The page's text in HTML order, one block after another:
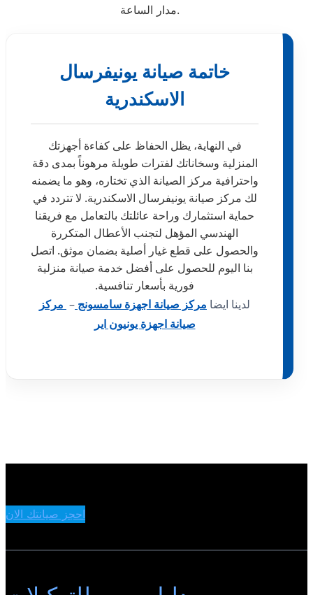
مدار الساعة.
خاتمة صيانة يونيفرسال
الاسكندرية
في النهاية، يظل الحفاظ على كفاءة أجهزتك
المنزلية وسخاناتك لفترات طويلة مرهوناً بمدى دقة
واحترافية مركز الصيانة الذي تختاره، وهو ما يضمنه
لك مركز صيانة يونيفرسال الاسكندرية. لا تتردد في
حماية استثمارك وراحة عائلتك بالتعامل مع فريقنا
الهندسي المؤهل لتجنب الأعطال المتكررة
والحصول على قطع غيار أصلية بضمان موثق. اتصل
بنا اليوم للحصول على أفضل خدمة صيانة منزلية
فورية بأسعار تنافسية.
لدينا ايضا مركز صيانة اجهزة سامسونج – مركز
صيانة اجهزة يونيون اير
احجز صيانتك الان